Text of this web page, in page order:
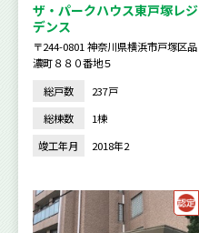
ザ・パークハウス東戸塚レジ
デンス
〒244-0801 神奈川県横浜市戸塚区品
濃町８８０番地５
総戸数
237戸
総棟数
1棟
竣工年月
2018年2